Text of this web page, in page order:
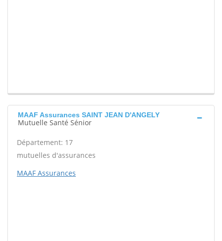
MAAF Assurances SAINT JEAN D'ANGELY
Mutuelle Santé Sénior
Département: 17
mutuelles d'assurances
MAAF Assurances